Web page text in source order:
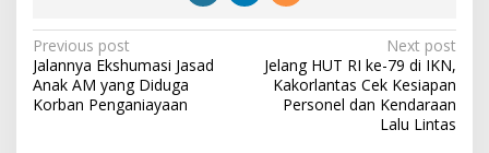
P
o
s
Previous post
Jalannya Ekshumasi Jasad
Anak AM yang Diduga
Korban Penganiayaan
Next post
Jelang HUT RI ke-79 di IKN,
Kakorlantas Cek Kesiapan
Personel dan Kendaraan
Lalu Lintas